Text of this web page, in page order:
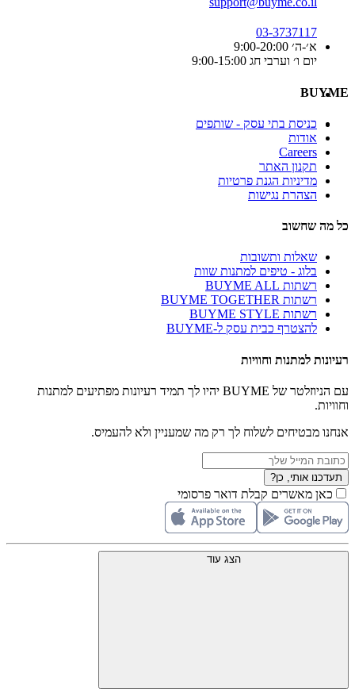
03-3737117
א׳-ה׳ 9:00-20:00
יום ו׳ וערבי חג 9:00-15:00
BUYME
כניסת בתי עסק - שותפים
אודות
Careers
תקנון האתר
מדיניות הגנת פרטיות
הצהרת נגישות
כל מה שחשוב
שאלות ותשובות
בלוג - טיפים למתנות שוות
רשתות BUYME ALL
רשתות BUYME TOGETHER
רשתות BUYME STYLE
להצטרף כבית עסק ל-BUYME
רעיונות למתנות וחוויות
עם הניוזלטר של BUYME יהיו לך תמיד רעיונות מפתיעים למתנות
וחוויות.
אנחנו מבטיחים לשלוח לך רק מה שמעניין ולא להעמיס.
תעדכנו אותי, כן?
כאן מאשרים קבלת דואר פרסומי
הצג עוד